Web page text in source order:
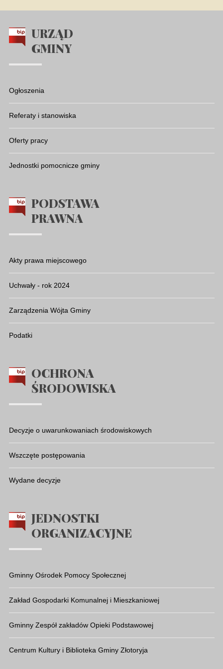
URZĄD
GMINY
Ogłoszenia
Referaty i stanowiska
Oferty pracy
Jednostki pomocnicze gminy
PODSTAWA
PRAWNA
Akty prawa miejscowego
Uchwały - rok 2024
Zarządzenia Wójta Gminy
Podatki
OCHRONA
ŚRODOWISKA
Decyzje o uwarunkowaniach środowiskowych
Wszczęte postępowania
Wydane decyzje
JEDNOSTKI
ORGANIZACYJNE
Gminny Ośrodek Pomocy Społecznej
Zakład Gospodarki Komunalnej i Mieszkaniowej
Gminny Zespół zakładów Opieki Podstawowej
Centrum Kultury i Biblioteka Gminy Złotoryja